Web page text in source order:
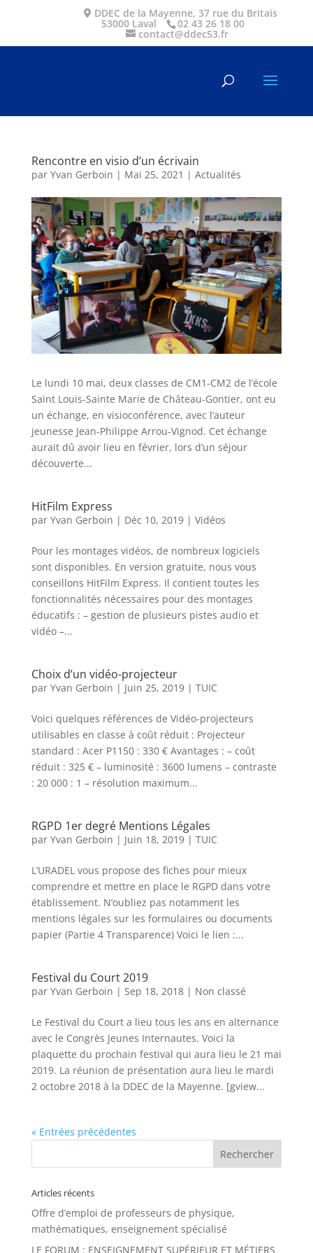
DDEC de la Mayenne, 37 rue du Britais
53000 Laval 02 43 26 18 00
contact@ddec53.fr
Rencontre en visio d’un écrivain
par Yvan Gerboin | Mai 25, 2021 | Actualités
Le lundi 10 mai, deux classes de CM1-CM2 de l’école
Saint Louis-Sainte Marie de Château-Gontier, ont eu
un échange, en visioconférence, avec l’auteur
jeunesse Jean-Philippe Arrou-Vignod. Cet échange
aurait dû avoir lieu en février, lors d’un séjour
découverte...
HitFilm Express
par Yvan Gerboin | Déc 10, 2019| Vidéos
Pour les montages vidéos, de nombreux logiciels
sont disponibles. En version gratuite, nous vous
conseillons HitFilm Express. Il contient toutes les
fonctionnalités nécessaires pour des montages
éducatifs : – gestion de plusieurs pistes audio et
vidéo –...
Choix d’un vidéo-projecteur
par Yvan Gerboin | Juin 25, 2019| TUIC
Voici quelques références de Vidéo-projecteurs
utilisables en classe à coût réduit : Projecteur
standard : Acer P1150 : 330 € Avantages : – coût
réduit : 325 € – luminosité : 3600 lumens – contraste
: 20 000 : 1 – résolution maximum...
RGPD 1er degré Mentions Légales
par Yvan Gerboin | Juin 18, 2019| TUIC
L’URADEL vous propose des fiches pour mieux
comprendre et mettre en place le RGPD dans votre
établissement. N’oubliez pas notamment les
mentions légales sur les formulaires ou documents
papier (Partie 4 Transparence) Voici le lien :...
Festival du Court 2019
par Yvan Gerboin | Sep 18, 2018| Non classé
Le Festival du Court a lieu tous les ans en alternance
avec le Congrès Jeunes Internautes. Voici la
plaquette du prochain festival qui aura lieu le 21 mai
2019. La réunion de présentation aura lieu le mardi
2 octobre 2018 à la DDEC de la Mayenne. [gview...
« Entrées précédentes
Articles récents
Offre d’emploi de professeurs de physique,
mathématiques, enseignement spécialisé
LE FORUM : ENSEIGNEMENT SUPÉRIEUR ET MÉTIERS